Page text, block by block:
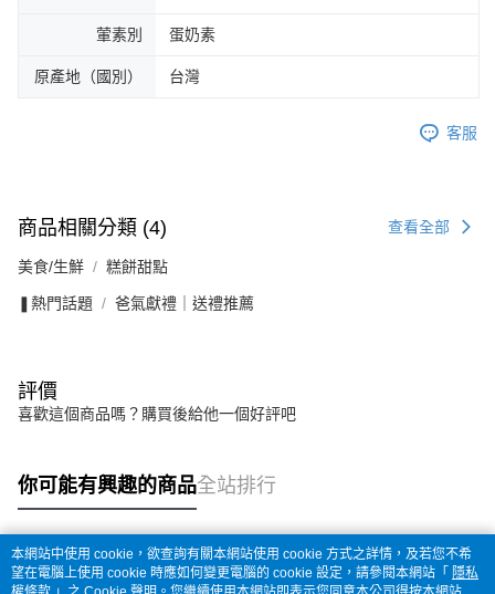
葷素別 蛋奶素
原產地（國別） 台灣
客服
商品相關分類 (4) 查看全部
美食/生鮮 糕餅甜點
❚熱門話題 爸氣獻禮｜送禮推薦
評價
喜歡這個商品嗎？購買後給他一個好評吧
你可能有興趣的商品全站排行
熱門標籤
本網站中使用 cookie，欲查詢有關本網站使用 cookie 方式之詳情，及若您不希
望在電腦上使用 cookie 時應如何變更電腦的 cookie 設定，請參閱本網站「 隱私